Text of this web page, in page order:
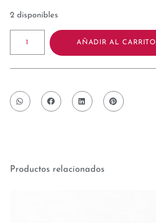
2 disponibles
AÑADIR AL CARRITO
Productos relacionados